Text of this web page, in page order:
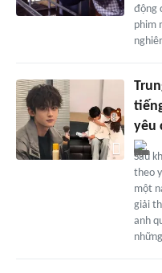
động
phim
yêu
Sau
theo
một
giải
anh